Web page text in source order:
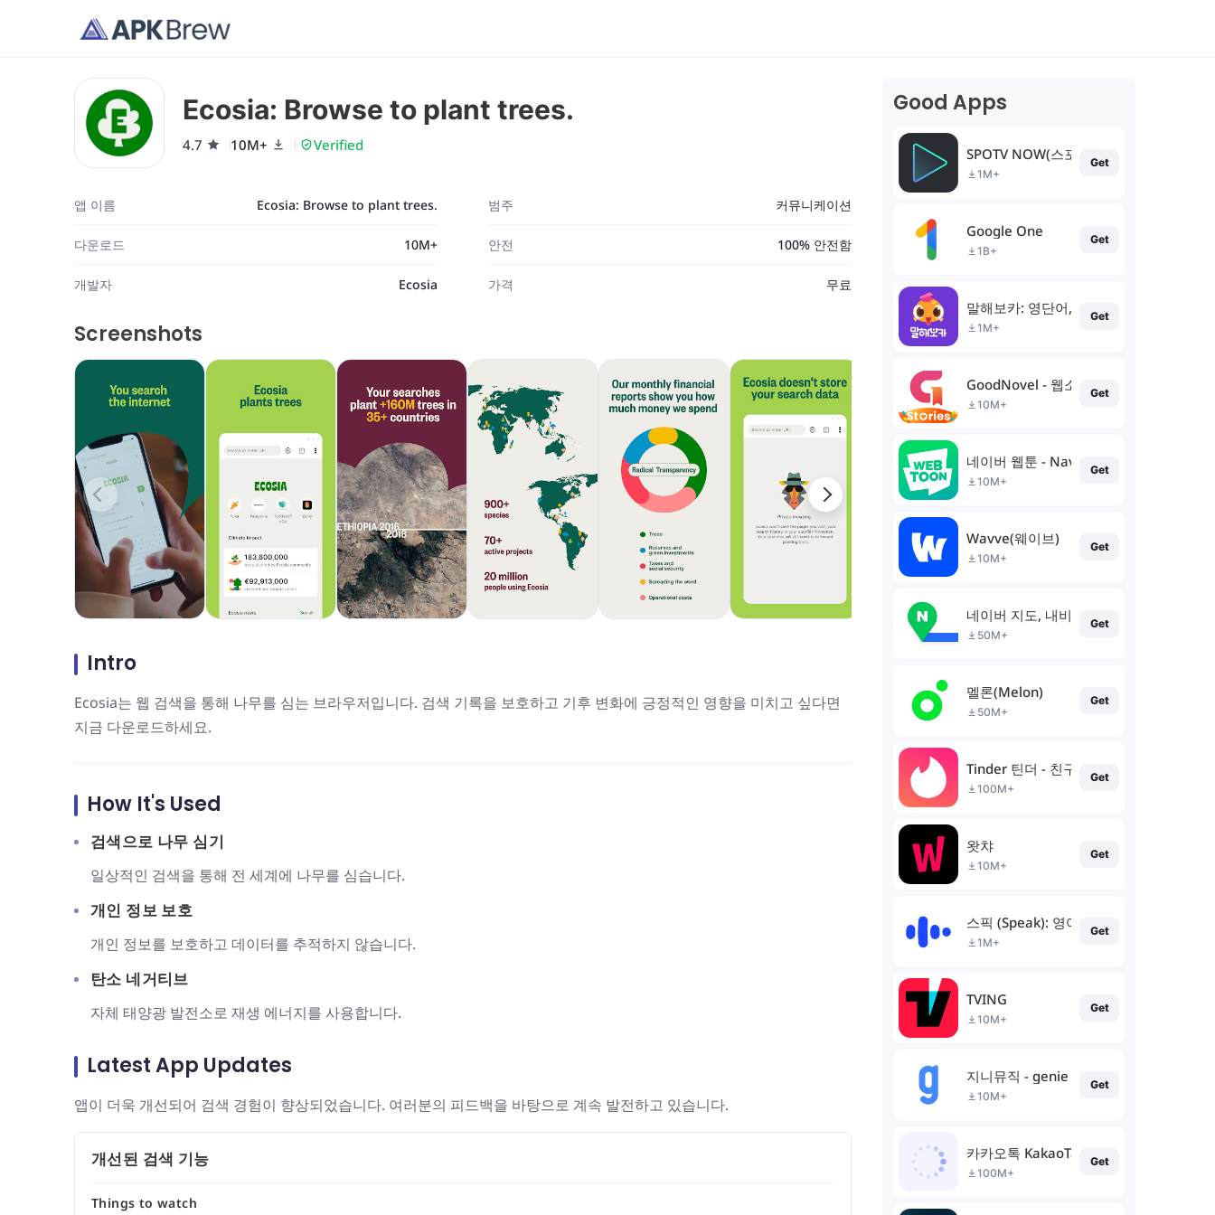
Ecosia: Browse to plant trees.
4.7 10M+ Verified
앱 이름 Ecosia: Browse to plant trees. 범주 커뮤니케이션
다운로드 10M+ 안전 100% 안전함
개발자 Ecosia 가격 무료
Screenshots
Intro
Ecosia는 웹 검색을 통해 나무를 심는 브라우저입니다. 검색 기록을 보호하고 기후 변화에 긍정적인 영향을 미치고 싶다면
지금 다운로드하세요.
How It's Used
검색으로 나무 심기
일상적인 검색을 통해 전 세계에 나무를 심습니다.
개인 정보 보호
개인 정보를 보호하고 데이터를 추적하지 않습니다.
탄소 네거티브
자체 태양광 발전소로 재생 에너지를 사용합니다.
Latest App Updates
앱이 더욱 개선되어 검색 경험이 향상되었습니다. 여러분의 피드백을 바탕으로 계속 발전하고 있습니다.
개선된 검색 기능
Things to watch
Good Apps
SPOTV NOW(스포티비 나우)
1M+
Get
Google One
1B+
Get
말해보카: 영단어, 문법, 리스닝, 스피킹,
1M+
Get
GoodNovel - 웹소설
10M+
Get
네이버 웹툰 - Naver Webtoon
10M+
Get
Wavve(웨이브)
10M+
Get
네이버 지도, 내비게이션
50M+
Get
멜론(Melon)
50M+
Get
Tinder 틴더 - 친구를 발견하는 새로운 방
100M+
Get
왓챠
10M+
Get
스픽 (Speak): 영어회화, 스피킹, 발음
1M+
Get
TVING
10M+
Get
지니뮤직 - genie
10M+
Get
카카오톡 KakaoTalk
100M+
Get